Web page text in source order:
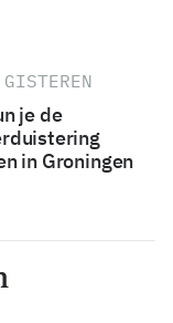
GISTEREN
je de
in Groningen